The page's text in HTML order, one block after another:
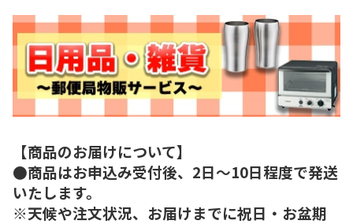
【商品のお届けについて】
●商品はお申込み受付後、2日～10日程度で発送
いたします。
※天候や注文状況、お届けまでに祝日・お盆期